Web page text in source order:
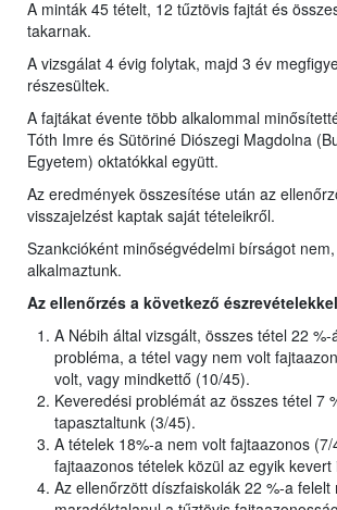
A minták 45 tételt, 12 tűztövis fajtát és
takarnak.
A vizsgálat 4 évig folytak, majd 3 év
részesültek.
A fajtákat évente több alkalommal
Tóth Imre és Sütöriné Diószegi Magdolna
Egyetem) oktatókkal együtt.
Az eredmények összesítése után az
visszajelzést kaptak saját tételeikről.
Szankcióként minőségvédelmi bírságot
alkalmaztunk.
Az ellenőrzés a következő
A Nébih által vizsgált, összes tétel 22
probléma, a tétel vagy nem volt
volt, vagy mindkettő (10/45).
Keveredési problémát az összes tétel 7
tapasztaltunk (3/45).
A tételek 18%-a nem volt fajtaazonos
fajtaazonos tételek közül az egyik kevert
Az ellenőrzött díszfaiskolák 22 %-a felelt